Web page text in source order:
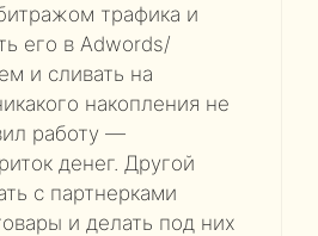
трафика и
его в Adwords/
и сливать на
накопления не
работу —
денег. Другой
с партнерками
и делать под них